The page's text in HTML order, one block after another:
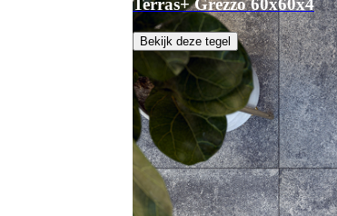
Terras+ Grezzo 60x60x4
Bekijk deze tegel